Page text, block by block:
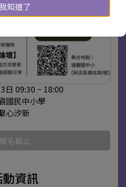
知道了
日 09:30 ~ 18:00
國民中小學
心汐新
報名截止
資訊